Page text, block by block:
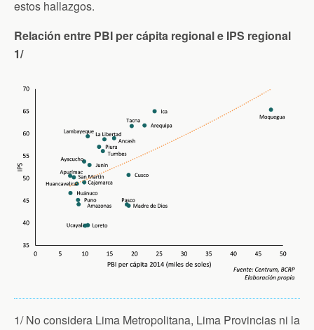
estos hallazgos.
Relación entre PBI per cápita regional e IPS regional
1/
1/ No considera Lima Metropolitana, Lima Provincias ni la